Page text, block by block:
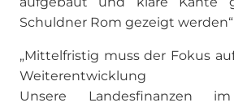
Schuldner Rom gezeigt
„Mittelfristig muss der Fokus
Unsere Landesfinanzen